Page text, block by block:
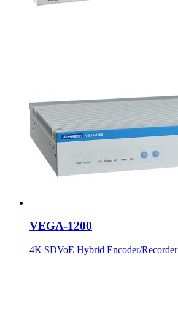
VEGA-1200
4K SDVoE Hybrid Encoder/Recorder